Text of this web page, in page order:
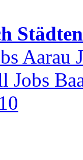
Städten
Jobs